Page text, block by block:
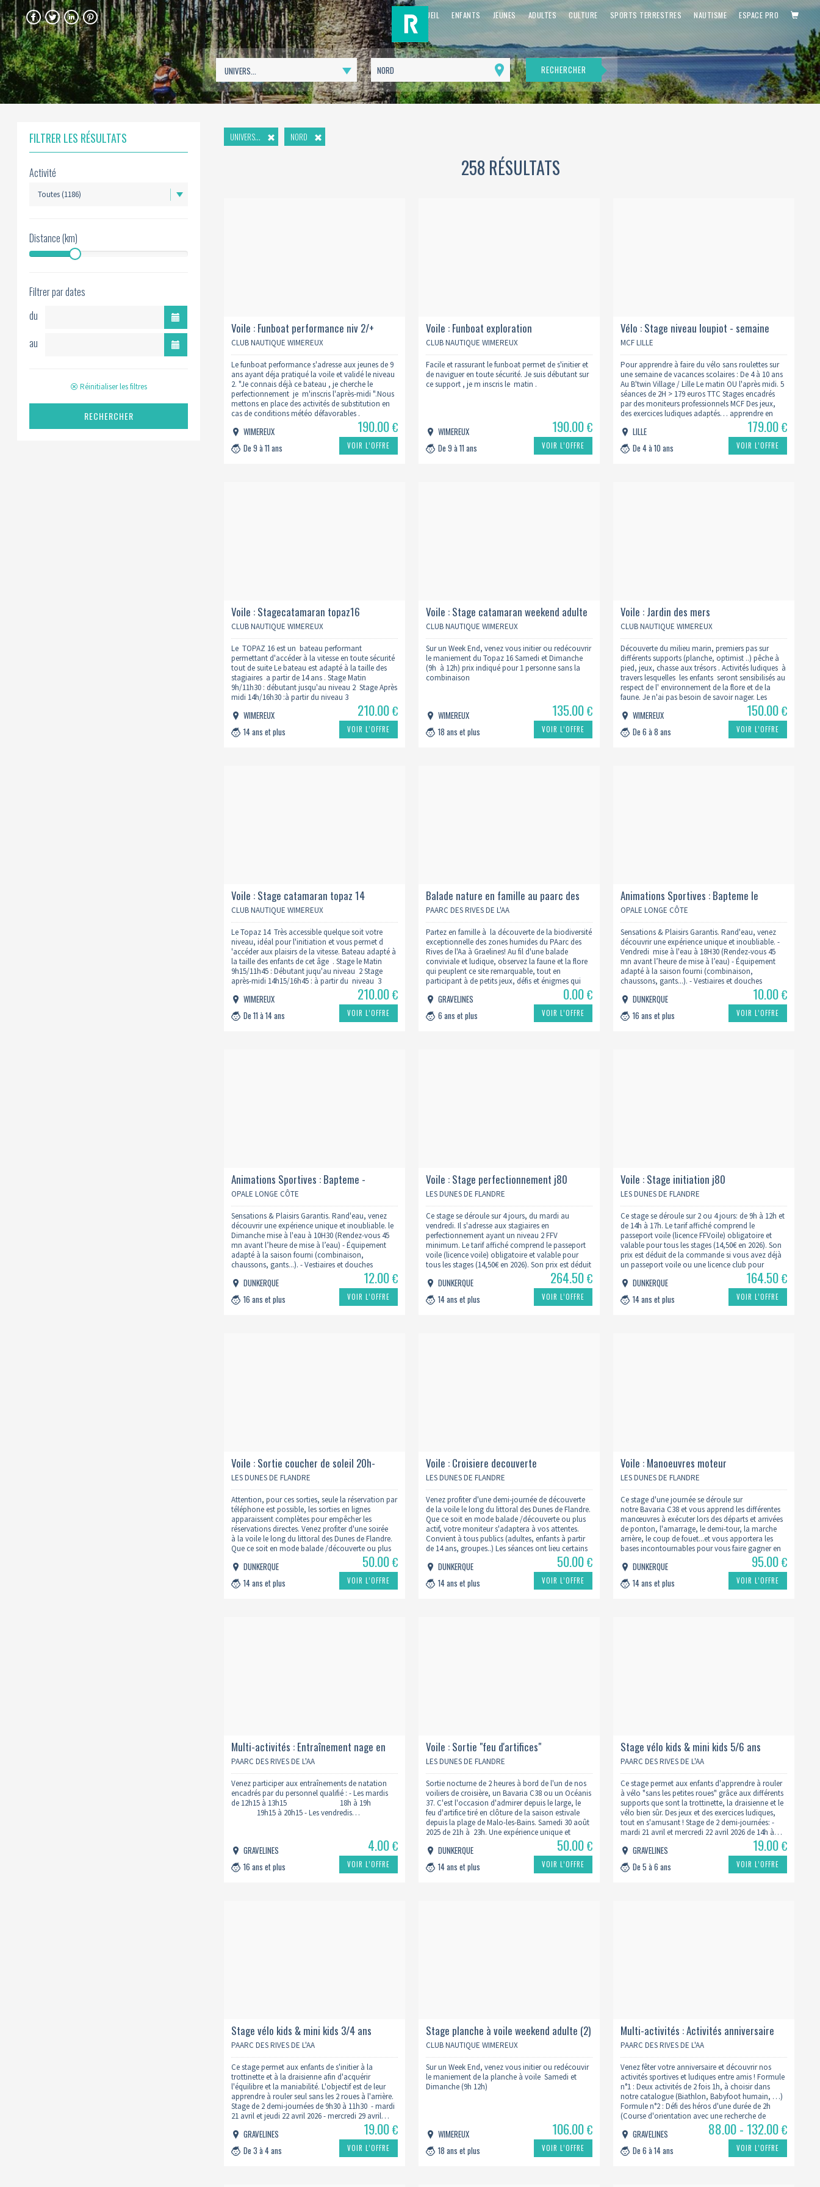
FACEBOOKTWITTERLINKEDINPINTEREST ACCUEIL ENFANTS JEUNES ADULTES CULTURE SPORTS TERRESTRES NAUTISME ESPACE PRO
Me
géolocaliser
RECHERCHER
FILTRER LES RÉSULTATS
Activité
Distance (km)
Filtrer par dates
du
au
Réinitialiser les filtres
RECHERCHER
UNIVERS... NORD
258 RÉSULTATS
Voile : Funboat performance niv 2/+
CLUB NAUTIQUE WIMEREUX
Le funboat performance s'adresse aux jeunes de 9
ans ayant déja pratiqué la voile et validé le niveau
2. "Je connais déjà ce bateau , je cherche le
perfectionnement je m'inscris l'après-midi ".Nous
mettons en place des activités de substitution en
cas de conditions météo défavorables .
WIMEREUX
De 9 à 11 ans
190.00€
VOIR L’OFFRE
Voile : Funboat exploration
CLUB NAUTIQUE WIMEREUX
Facile et rassurant le funboat permet de s'initier et
de naviguer en toute sécurité. Je suis débutant sur
ce support , je m inscris le matin .
WIMEREUX
De 9 à 11 ans
190.00€
VOIR L’OFFRE
Vélo : Stage niveau loupiot - semaine
vacances
MCF LILLE
Pour apprendre à faire du vélo sans roulettes sur
une semaine de vacances scolaires : De 4 à 10 ans
Au B'twin Village / Lille Le matin OU l'après midi. 5
séances de 2H > 179 euros TTC Stages encadrés
par des moniteurs professionnels MCF Des jeux,
des exercices ludiques adaptés… apprendre en
LILLE
De 4 à 10 ans
179.00€
VOIR L’OFFRE
Voile : Stagecatamaran topaz16
CLUB NAUTIQUE WIMEREUX
Le TOPAZ 16 est un bateau performant
permettant d'accéder à la vitesse en toute sécurité
tout de suite Le bateau est adapté à la taille des
stagiaires a partir de 14 ans . Stage Matin
9h/11h30 : débutant jusqu'au niveau 2 Stage Après
midi 14h/16h30 :à partir du niveau 3
WIMEREUX
14 ans et plus
210.00€
VOIR L’OFFRE
Voile : Stage catamaran weekend adulte
CLUB NAUTIQUE WIMEREUX
Sur un Week End, venez vous initier ou redécouvrir
le maniement du Topaz 16 Samedi et Dimanche
(9h à 12h) prix indiqué pour 1 personne sans la
combinaison
WIMEREUX
18 ans et plus
135.00€
VOIR L’OFFRE
Voile : Jardin des mers
CLUB NAUTIQUE WIMEREUX
Découverte du milieu marin, premiers pas sur
différents supports (planche, optimist ..) pêche à
pied, jeux, chasse aux trésors . Activités ludiques à
travers lesquelles les enfants seront sensibilisés au
respect de l' environnement de la flore et de la
faune. Je n'ai pas besoin de savoir nager. Les
horaires sont en fonction des marées Matin : 9h30
à…WIMEREUX
De 6 à 8 ans
150.00€
VOIR L’OFFRE
Voile : Stage catamaran topaz 14
CLUB NAUTIQUE WIMEREUX
Le Topaz 14 Très accessible quelque soit votre
niveau, idéal pour l'initiation et vous permet d
'accéder aux plaisirs de la vitesse. Bateau adapté à
la taille des enfants de cet âge . Stage le Matin
9h15/11h45 : Débutant juqu'au niveau 2 Stage
après-midi 14h15/16h45 : à partir du niveau 3
WIMEREUX
De 11 à 14 ans
210.00€
VOIR L’OFFRE
Balade nature en famille au paarc des
rives de l'aa
PAARC DES RIVES DE L'AA
Partez en famille à la découverte de la biodiversité
exceptionnelle des zones humides du PAarc des
Rives de l'Aa à Graelines! Au fil d'une balade
conviviale et ludique, observez la faune et la flore
qui peuplent ce site remarquable, tout en
participant à de petits jeux, défis et énigmes qui
GRAVELINES
6 ans et plus
0.00€
VOIR L’OFFRE
Animations Sportives : Bapteme le
vendredi 18h30
OPALE LONGE CÔTE
Sensations & Plaisirs Garantis. Rand'eau, venez
découvrir une expérience unique et inoubliable. -
Vendredi mise à l'eau à 18H30 (Rendez-vous 45
mn avant l’heure de mise à l’eau) - Équipement
adapté à la saison fourni (combinaison,
chaussons, gants...). - Vestiaires et douches
collectifs ou individuels. Prévoir sac de sport,
maillot de bain, serviette et cordon…
DUNKERQUE
16 ans et plus
10.00€
VOIR L’OFFRE
Animations Sportives : Bapteme -
dimanche (10h30)
OPALE LONGE CÔTE
Sensations & Plaisirs Garantis. Rand'eau, venez
découvrir une expérience unique et inoubliable. le
Dimanche mise à l'eau à 10H30 (Rendez-vous 45
mn avant l’heure de mise à l’eau) - Équipement
adapté à la saison fourni (combinaison,
chaussons, gants...). - Vestiaires et douches
collectifs ou individuels. Prévoir sac de sport,
maillot de bain, serviette et cordon…
DUNKERQUE
16 ans et plus
12.00€
VOIR L’OFFRE
Voile : Stage perfectionnement j80
LES DUNES DE FLANDRE
Ce stage se déroule sur 4 jours, du mardi au
vendredi. Il s'adresse aux stagiaires en
perfectionnement ayant un niveau 2 FFV
minimum. Le tarif affiché comprend le passeport
voile (licence voile) obligatoire et valable pour
tous les stages (14,50€ en 2026). Son prix est déduit
de la commande si vous avez déjà un passport
voile ou une…
DUNKERQUE
14 ans et plus
264.50€
VOIR L’OFFRE
Voile : Stage initiation j80
LES DUNES DE FLANDRE
Ce stage se déroule sur 2 ou 4 jours: de 9h à 12h et
de 14h à 17h. Le tarif affiché comprend le
passeport voile (licence FFVoile) obligatoire et
valable pour tous les stages (14,50€ en 2026). Son
prix est déduit de la commande si vous avez déjà
un passeport voile ou une licence club pour
DUNKERQUE
14 ans et plus
164.50€
VOIR L’OFFRE
Voile : Sortie coucher de soleil 20h-
22h30
LES DUNES DE FLANDRE
Attention, pour ces sorties, seule la réservation par
téléphone est possible, les sorties en lignes
apparaissent complètes pour empêcher les
réservations directes. Venez profiter d'une soirée
à la voile le long du littoral des Dunes de Flandre.
Que ce soit en mode balade /découverte ou plus
actif, votre moniteur s'adaptera à vos attentes.
Convient à tous…
DUNKERQUE
14 ans et plus
50.00€
VOIR L’OFFRE
Voile : Croisiere decouverte
LES DUNES DE FLANDRE
Venez profiter d'une demi-journée de découverte
de la voile le long du littoral des Dunes de Flandre.
Que ce soit en mode balade /découverte ou plus
actif, votre moniteur s'adaptera à vos attentes.
Convient à tous publics (adultes, enfants à partir
de 14 ans, groupes..) Les séances ont lieu certains
DUNKERQUE
14 ans et plus
50.00€
VOIR L’OFFRE
Voile : Manoeuvres moteur
LES DUNES DE FLANDRE
Ce stage d'une journée se déroule sur
notre Bavaria C38 et vous apprend les différentes
manœuvres à exécuter lors des départs et arrivées
de ponton, l'amarrage, le demi-tour, la marche
arrière, le coup de fouet...et vous apportera les
bases incontournables pour vous faire gagner en
autonomie et efficacité. Cette formation
vous permettra également d'identifier les différents
paramètres liés à ces manœuvres tels que…
DUNKERQUE
14 ans et plus
95.00€
VOIR L’OFFRE
Multi-activités : Entraînement nage en
eau libre
PAARC DES RIVES DE L'AA
Venez participer aux entraînements de natation
encadrés par du personnel qualifié : - Les mardis
de 12h15 à 13h15 18h à 19h
19h15 à 20h15 - Les vendredis…
GRAVELINES
16 ans et plus
4.00€
VOIR L’OFFRE
Voile : Sortie "feu d'artifices"
LES DUNES DE FLANDRE
Sortie nocturne de 2 heures à bord de l'un de nos
voiliers de croisière, un Bavaria C38 ou un Océanis
37. C'est l'occasion d'admirer depuis le large, le
feu d'artifice tiré en clôture de la saison estivale
depuis la plage de Malo-les-Bains. Samedi 30 août
2025 de 21h à 23h. Une expérience unique et
DUNKERQUE
14 ans et plus
50.00€
VOIR L’OFFRE
Stage vélo kids & mini kids 5/6 ans
PAARC DES RIVES DE L'AA
Ce stage permet aux enfants d'apprendre à rouler
à vélo "sans les petites roues" grâce aux différents
supports que sont la trottinette, la draisienne et le
vélo bien sûr. Des jeux et des exercices ludiques,
tout en s'amusant ! Stage de 2 demi-journées: -
mardi 21 avril et mercredi 22 avril 2026 de 14h à…
GRAVELINES
De 5 à 6 ans
19.00€
VOIR L’OFFRE
Stage vélo kids & mini kids 3/4 ans
PAARC DES RIVES DE L'AA
Ce stage permet aux enfants de s'initier à la
trottinette et à la draisienne afin d'acquérir
l'équilibre et la maniabilité. L'objectif est de leur
apprendre à rouler seul sans les 2 roues à l'arrière.
Stage de 2 demi-journées de 9h30 à 11h30 - mardi
21 avril et jeudi 22 avril 2026 - mercredi 29 avril…
GRAVELINES
De 3 à 4 ans
19.00€
VOIR L’OFFRE
Stage planche à voile weekend adulte (2)
CLUB NAUTIQUE WIMEREUX
Sur un Week End, venez vous initier ou redécouvir
le maniement de la planche à voile Samedi et
Dimanche (9h 12h)
WIMEREUX
18 ans et plus
106.00€
VOIR L’OFFRE
Multi-activités : Activités anniversaire
2h00
PAARC DES RIVES DE L'AA
Venez fêter votre anniversaire et découvrir nos
activités sportives et ludiques entre amis ! Formule
n°1 : Deux activités de 2 fois 1h, à choisir dans
notre catalogue (Biathlon, Babyfoot humain, …)
Formule n°2 : Défi des héros d'une durée de 2h
(Course d'orientation avec une recherche de
poignard, des défis, du tir à la corde,…
GRAVELINES
De 6 à 14 ans
88.00 - 132.00€
VOIR L’OFFRE